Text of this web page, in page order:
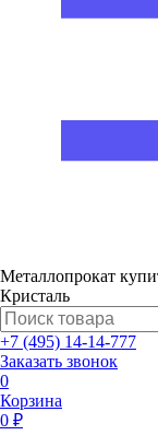
Металлопрокат
Кристаль
+7 (495) 14-14-777
Заказать звонок
0
Корзина
0 ₽